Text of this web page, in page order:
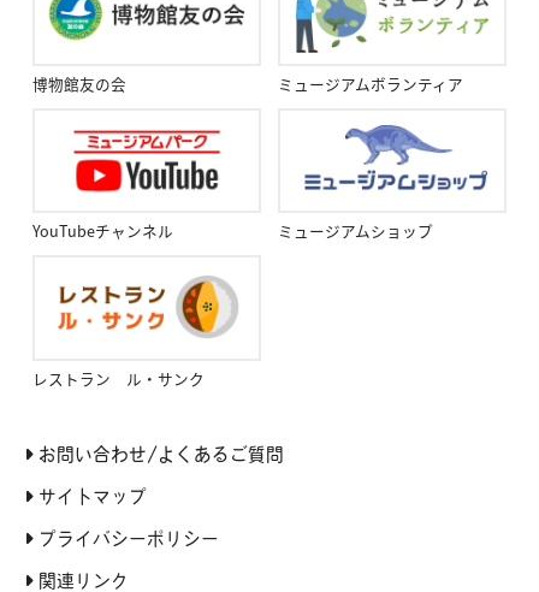
博物館友の会 ミュージアムボランティア
YouTubeチャンネル ミュージアムショップ
レストラン ル・サンク
お問い合わせ/よくあるご質問
サイトマップ
プライバシーポリシー
関連リンク